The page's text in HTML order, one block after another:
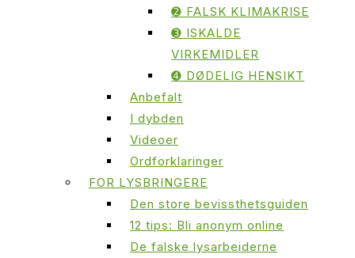
➋ FALSK KLIMAKRISE
➌ ISKALDE
VIRKEMIDLER
➍ DØDELIG HENSIKT
Anbefalt
I dybden
Videoer
Ordforklaringer
FOR LYSBRINGERE
Den store bevissthetsguiden
12 tips: Bli anonym online
De falske lysarbeiderne